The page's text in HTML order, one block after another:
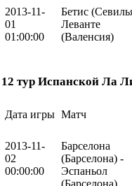
2013-11-
01
01:00:00
Бетис
Леванте
(Валенсия)
12 тур Испанской Ла
Дата игры Матч
2013-11-
02
00:00:00
Барселона
(Барселона) -
Эспаньол
(Барселона)